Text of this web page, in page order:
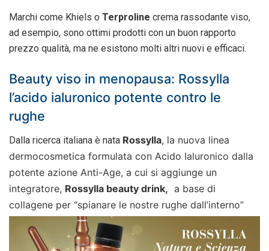
Marchi come Khiels o Terproline crema rassodante viso,
ad esempio, sono ottimi prodotti con un buon rapporto
prezzo qualità, ma ne esistono molti altri nuovi e efficaci.
Beauty viso in menopausa: Rossylla
l’acido ialuronico potente contro le
rughe
Dalla ricerca italiana è nata Rossylla, la nuova linea
dermocosmetica formulata con Acido Ialuronico dalla
potente azione Anti-Age, a cui si aggiunge un
integratore, Rossylla beauty drink, a base di
collagene per “spianare le nostre rughe dall’interno”